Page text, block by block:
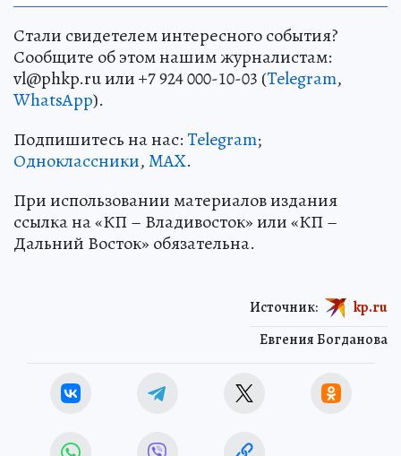
Стали свидетелем интересного события?
Сообщите об этом нашим журналистам:
vl@phkp.ru или +7 924 000-10-03 (Telegram,
WhatsApp).
Подпишитесь на нас:Telegram;
Одноклассники,MAX.
При использовании материалов издания
ссылка на «КП – Владивосток» или «КП –
Дальний Восток» обязательна.
Евгения Богданова
Источник: kp.ru